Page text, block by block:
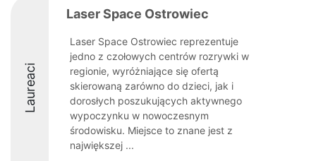
Laureaci
Laser Space Ostrowiec
Laser Space Ostrowiec reprezentuje
jedno z czołowych centrów rozrywki w
regionie, wyróżniające się ofertą
skierowaną zarówno do dzieci, jak i
dorosłych poszukujących aktywnego
wypoczynku w nowoczesnym
środowisku. Miejsce to znane jest z
największej ...